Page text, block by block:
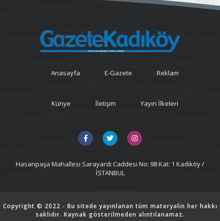
Anasayfa E-Gazete Reklam
Künye İletişim Yayın İlkeleri
Hasanpaşa Mahallesi Sarayardi Caddesi No: 98 Kat: 1 Kadıköy /
İSTANBUL
Copyright © 2022 - Bu sitede yayınlanan tüm materyalin her hakkı
saklıdır. Kaynak gösterilmeden alıntılanamaz.